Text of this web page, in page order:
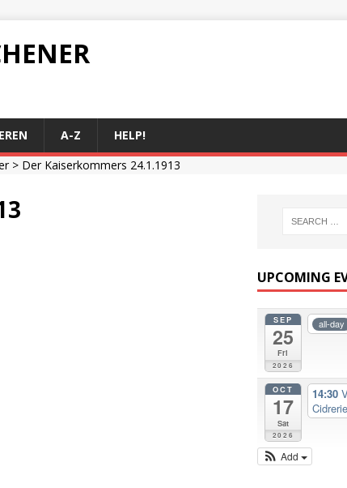
A-Z
HELP!
> Der Kaiserkommers 24.1.1913
UPCOMING
SEP
25
Fri
2026
all-day
OCT
17
Sat
2026
14:30
Add